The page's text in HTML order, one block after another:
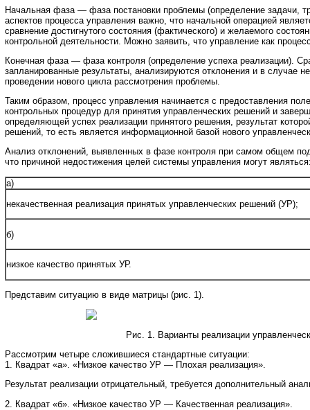
Начальная фаза — фаза постановки проблемы (определение задачи,
аспектов процесса управления важно, что начальной операцией
сравнение достигнутого состояния (фактического) и желаемого
контрольной деятельности. Можно заявить, что управление как
Конечная фаза — фаза контроля (определение успеха реализации).
запланированные результаты, анализируются отклонения и в случае
проведении нового цикла рассмотрения проблемы.
Таким образом, процесс управления начинается с предоставления
контрольных процедур для принятия управленческих решений и
определяющей успех реализации принятого решения, результат
решений, то есть является информационной базой нового
Анализ отклонений, выявленных в фазе контроля при самом общем
что причиной недостижения целей системы управления могут
а)
некачественная реализация принятых управленческих решений (УР);
б)
низкое качество принятых УР.
Представим ситуацию в виде матрицы (рис. 1).
Рис. 1. Варианты реализации
Рассмотрим четыре сложившиеся стандартные ситуации:
1. Квадрат «а». «Низкое качество УР — Плохая реализация».
Результат реализации отрицательный, требуется дополнительный
2. Квадрат «б». «Низкое качество УР — Качественная реализация».